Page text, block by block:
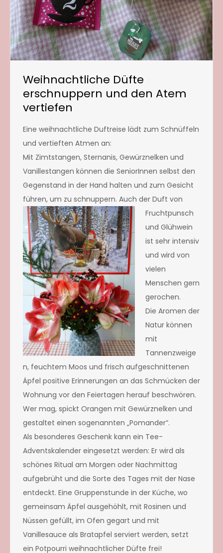
Weihnachtliche Düfte
erschnuppern und den Atem
vertiefen
Eine weihnachtliche Duftreise lädt zum Schnüffeln
und vertieften Atmen an:
Mit Zimtstangen, Sternanis, Gewürznelken und
Vanillestangen können die SeniorInnen selbst den
Gegenstand in der Hand halten und zum Gesicht
führen, um zu schnuppern. Auch der Duft von
Fruchtpunsch
und Glühwein
ist sehr intensiv
und wird von
vielen
Menschen gern
gerochen.
Die Aromen der
Natur können
mit
Tannenzweige
n, feuchtem Moos und frisch aufgeschnittenen
Äpfel positive Erinnerungen an das Schmücken der
Wohnung vor den Feiertagen herauf beschwören.
Wer mag, spickt Orangen mit Gewürznelken und
gestaltet einen sogenannten „Pomander“.
Als besonderes Geschenk kann ein Tee-
Adventskalender eingesetzt werden: Er wird als
schönes Ritual am Morgen oder Nachmittag
aufgebrüht und die Sorte des Tages mit der Nase
entdeckt. Eine Gruppenstunde in der Küche, wo
gemeinsam Äpfel ausgehöhlt, mit Rosinen und
Nüssen gefüllt, im Ofen gegart und mit
Vanillesauce als Bratapfel serviert werden, setzt
ein Potpourri weihnachtlicher Düfte frei!